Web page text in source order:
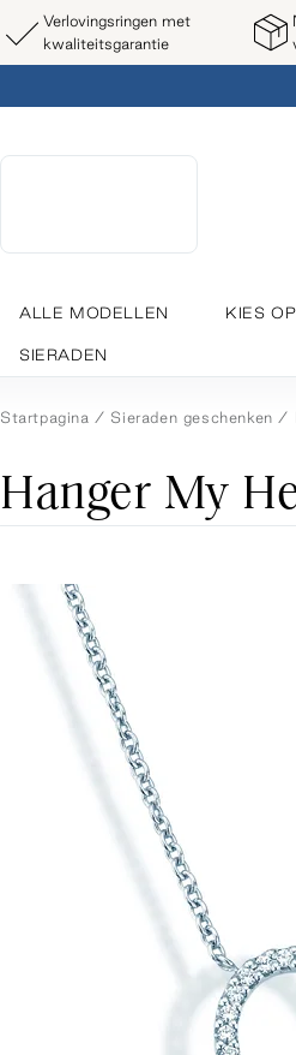
Verlovingsringen met
kwaliteitsgarantie
ALLE MODELLEN KIES
SIERADEN
Startpagina Sieraden geschenken
Hanger My